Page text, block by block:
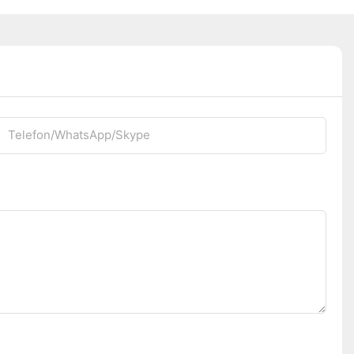
Telefon/WhatsApp/Skype